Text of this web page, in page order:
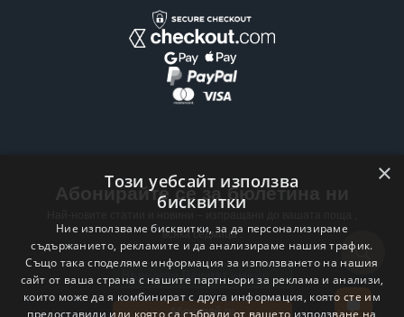
Абонирайте се за бюлетина ни
всяка седмица .
Email address
Абонирай се
×
Този уебсайт използва
бисквитки
Ние използваме бисквитки, за да персонализираме
съдържанието, рекламите и да анализираме нашия трафик.
Също така споделяме информация за използването на нашия
сайт от ваша страна с нашите партньори за реклама и анализи,
които може да я комбинират с друга информация, която сте им
предоставили или която са събрали от вашето използване на